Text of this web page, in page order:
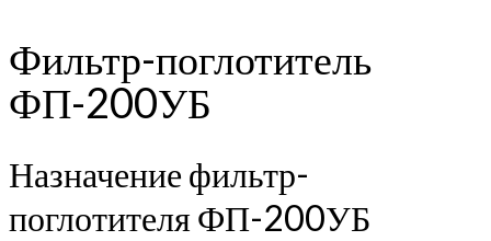
Фильтр-поглотитель
ФП-200УБ
Назначение фильтр-
поглотителя ФП-200УБ